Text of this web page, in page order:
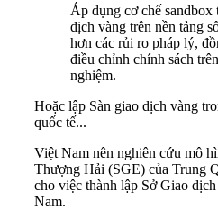
Áp dụng cơ chế sandbox
dịch vàng trên nền tảng
hơn các rủi ro pháp lý,
điều chỉnh chính sách
nghiệm.
Hoặc lập Sàn giao dịch vàng
quốc tế...
Việt Nam nên nghiên cứu mô
Thượng Hải (SGE) của Trung
cho việc thành lập Sở Giao
Nam.